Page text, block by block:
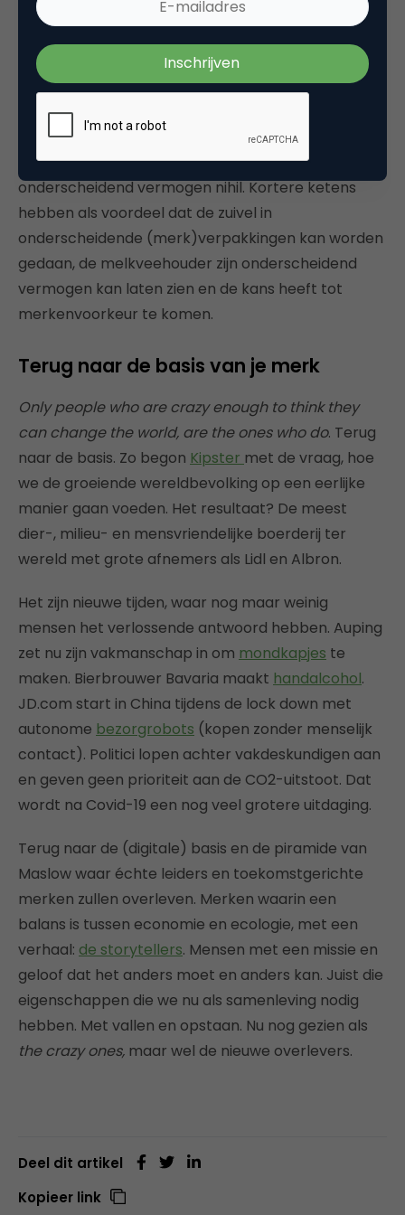
vermogen nihil
Waarom de keten niet verkorten en de boer(in) de
kans geven om de producten beter over het
voetlicht te brengen? Nu komt de melk van de
koeien in een anonieme plas en is de kans op
onderscheidend vermogen nihil. Kortere ketens
hebben als voordeel dat de zuivel in
onderscheidende (merk)verpakkingen kan worden
gedaan, de melkveehouder zijn onderscheidend
vermogen kan laten zien en de kans heeft tot
merkenvoorkeur te komen.
Terug naar de basis van je merk
Only people who are crazy enough to think they
can change the world, are the ones who do. Terug
naar de basis. Zo begon Kipster met de vraag, hoe
we de groeiende wereldbevolking op een eerlijke
manier gaan voeden. Het resultaat? De meest
dier-, milieu- en mensvriendelijke boerderij ter
wereld met grote afnemers als Lidl en Albron.
Het zijn nieuwe tijden, waar nog maar weinig
mensen het verlossende antwoord hebben. Auping
zet nu zijn vakmanschap in om mondkapjes te
maken. Bierbrouwer Bavaria maakt handalcohol.
JD.com start in China tijdens de lock down met
autonome bezorgrobots (kopen zonder menselijk
contact). Politici lopen achter vakdeskundigen aan
en geven geen prioriteit aan de CO2-uitstoot. Dat
wordt na Covid-19 een nog veel grotere uitdaging.
Terug naar de (digitale) basis en de piramide van
Maslow waar échte leiders en toekomstgerichte
merken zullen overleven. Merken waarin een
balans is tussen economie en ecologie, met een
verhaal: de storytellers. Mensen met een missie en
geloof dat het anders moet en anders kan. Juist die
eigenschappen die we nu als samenleving nodig
hebben. Met vallen en opstaan. Nu nog gezien als
the crazy ones, maar wel de nieuwe overlevers.
Deel dit artikel
Kopieer link